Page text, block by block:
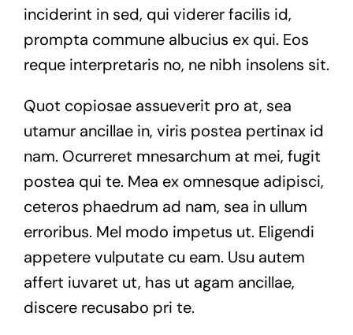
inciderint in sed, qui viderer facilis id,
prompta commune albucius ex qui. Eos
reque interpretaris no, ne nibh insolens sit.
Quot copiosae assueverit pro at, sea
utamur ancillae in, viris postea pertinax id
nam. Ocurreret mnesarchum at mei, fugit
postea qui te. Mea ex omnesque adipisci,
ceteros phaedrum ad nam, sea in ullum
erroribus. Mel modo impetus ut. Eligendi
appetere vulputate cu eam. Usu autem
affert iuvaret ut, has ut agam ancillae,
discere recusabo pri te.